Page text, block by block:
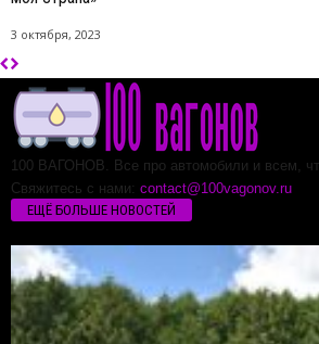
3 октября, 2023
100 ВАГОНОВ. Все про автомобили и всем,
Свяжитесь с нами: contact@100vagonov.ru
ЕЩЁ БОЛЬШЕ НОВОСТЕЙ